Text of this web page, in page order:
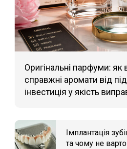
Оригінальні парфуми: як
справжні аромати від
інвестиція у якість
Імплантація
та чому не